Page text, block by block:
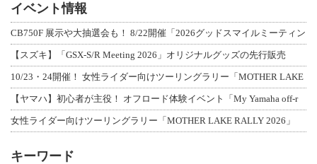
イベント情報
CB750F 展示や大抽選会も！ 8/22開催「2026グッドスマイルミーティン
【スズキ】「GSX-S/R Meeting 2026」オリジナルグッズの先行販売
10/23・24開催！ 女性ライダー向けツーリングラリー「MOTHER LAKE
【ヤマハ】初心者が主役！ オフロード体験イベント「My Yamaha off-r
女性ライダー向けツーリングラリー「MOTHER LAKE RALLY 2026」
キーワード